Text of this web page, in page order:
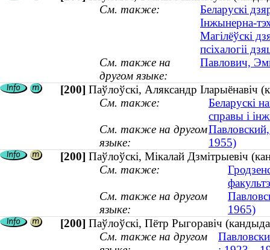
См. также:
Беларускі
Інжынерна-
Магілёўскі
псіхалогіі
См. также на
другом языке:
Павлович,
[200] Паўлоўскі, Аляксандр Іларыёнавіч
См. также:
Беларускі
справы і
См. также на другом
языке:
1955)
[200] Паўлоўскі, Мікалай Дзмітрыевіч
См. также:
См. также на другом
языке:
1965)
[200] Паўлоўскі, Пётр Рыгоравіч
См. также на другом